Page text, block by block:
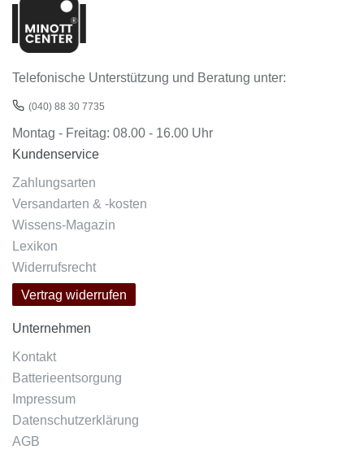
Telefonische Unterstützung und Beratung unter:
(040) 88 30 7735
Montag - Freitag: 08.00 - 16.00 Uhr
Kundenservice
Zahlungsarten
Versandarten & -kosten
Wissens-Magazin
Lexikon
Widerrufsrecht
Vertrag widerrufen
Unternehmen
Kontakt
Batterieentsorgung
Impressum
Datenschutzerklärung
AGB